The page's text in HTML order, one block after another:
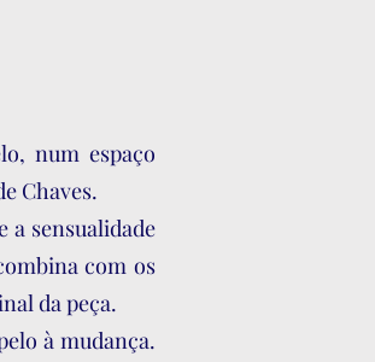
num espaço
Chaves.
a sensualidade
com os
da peça.
à mudança.